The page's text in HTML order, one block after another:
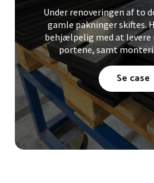
Under renoveringen af to
gamle pakninger skiftes.
behjælpelig med at levere
portene, samt
Se case